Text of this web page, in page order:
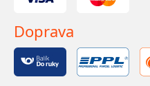
Doprava